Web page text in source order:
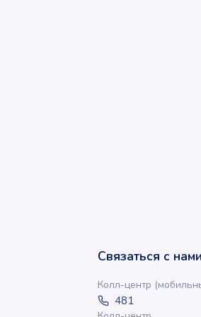
Связаться с нами
Колл-центр
481